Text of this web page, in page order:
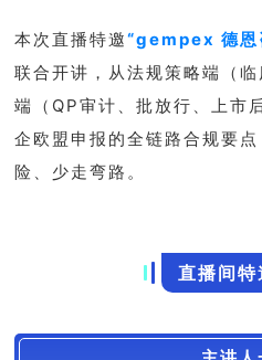
本次直播特邀“gempex德
联合开讲，从法规策略端（
端（ QP审计、批放行、上市
企欧盟申报的全链路合规要
险、少走弯路。
直播间特